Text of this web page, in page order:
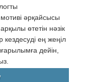
әрқайсысы
өтетін нәзік
ең жеңіл
дейін,